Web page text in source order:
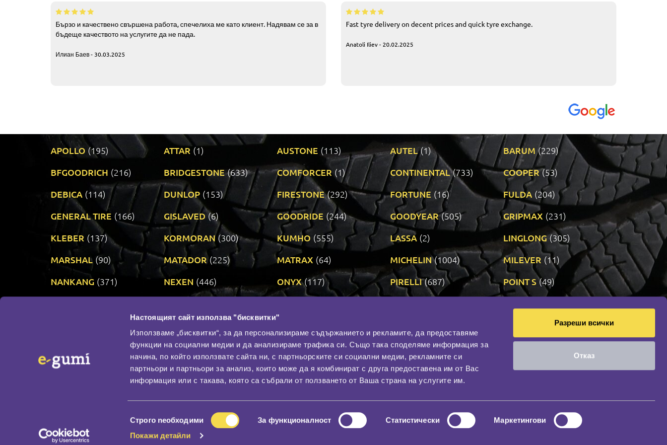
Настоящият сайт използва "бисквитки"
Използваме „бисквитки“, за да персонализираме съдържанието и рекламите, да предоставяме
функции на социални медии и да анализираме трафика си. Също така споделяме информация за
начина, по който използвате сайта ни, с партньорските си социални медии, рекламните си
партньори и партньори за анализ, които може да я комбинират с друга предоставена им от Вас
информация или с такава, която са събрали от ползването от Ваша страна на услугите им.
на
съгласие
Строго nеобходими За функционалност Статистически
Маркетингови
Покажи детайли
Разреши всички
Отказ
Бързо и качествено свършена работа, спечелиха ме като клиент. Надявам се за в
бъдеще качеството на услугите да не пада.
Илиан Баев - 30.03.2025
Fast tyre delivery on decent prices and quick tyre exchange.
Anatoli Iliev - 20.02.2025
APOLLO (195) ATTAR (1) AUSTONE (113) AUTEL (1) BARUM (229)
BFGOODRICH (216) BRIDGESTONE (633) COMFORCER (1) CONTINENTAL (733) COOPER (53)
DEBICA (114) DUNLOP (153) FIRESTONE (292) FORTUNE (16) FULDA (204)
GENERAL TIRE (166) GISLAVED (6) GOODRIDE (244) GOODYEAR (505) GRIPMAX (231)
KLEBER (137) KORMORAN (300) KUMHO (555) LASSA (2) LINGLONG (305)
MARSHAL (90) MATADOR (225) MATRAX (64) MICHELIN (1004) MILEVER (11)
NANKANG (371) NEXEN (446) ONYX (117) PIRELLI (687) POINT S (49)
VREDESTEIN (469)
По бранд
Промотирани гуми
Доставка и плащане
Политика за поверителност
Контакти
За нас
Гаранция
Социална мрежа
НАШИЯТ БЛОГ